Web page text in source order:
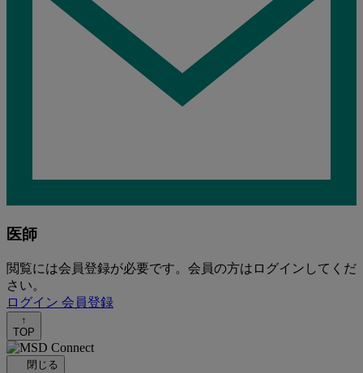
医師
閲覧には会員登録が必要です。会員の方はログインしてくだ
さい。
ログイン 会員登録
↑
TOP
閉じる